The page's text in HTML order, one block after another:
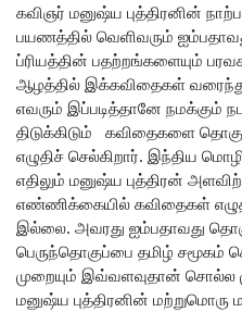
கவிஞர் மனுஷ்ய புத்திரனின்
பயணத்தில் வெளிவரும்
ப்ரியத்தின் பதற்றங்களையும்
ஆழத்தில் இக்கவிதைகள்
எவரும் இப்படித்தானே நமக்கும்
திடுக்கிடும் கவிதைகளை
எழுதிச் செல்கிறார். இந்திய
எதிலும் ‌மனுஷ்ய புத்திரன்
எண்ணிக்கையில் கவிதைகள்
இல்லை. அவரது ஐம்பதாவது
பெருந்தொகுப்பை தமிழ் சமூகம்
முறையும் இவ்வளவுதான் சொல்ல
மனுஷ்ய புத்திரனின் மற்றுமொரு